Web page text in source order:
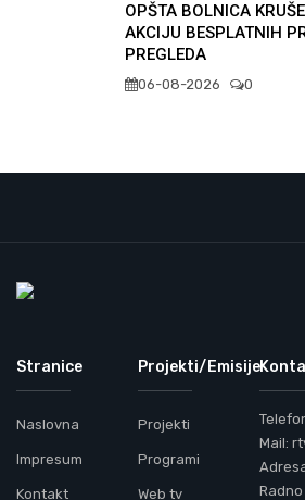
OPŠTA BOLNICA
AKCIJU BESPLATNIH
PREGLEDA
06-08-2026 0
Stranice
Naslovna
Impresum
Kontakt
Projekti/Emisije
Projekti
Programi
Web tv
Mail: